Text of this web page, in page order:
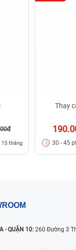
15 tháng
Thay
30 - 45
- QUẬN 10: 260 Đường 3